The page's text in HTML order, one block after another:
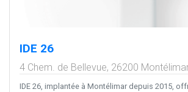
IDE 26
4 Chem. de Bellevue, 26200
IDE 26, implantée à Montélimar depuis 2015,